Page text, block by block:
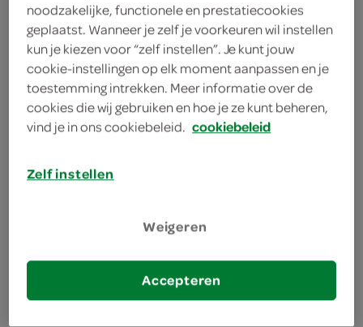
570 Milliliter
5.49 kies je SPAR
Nissin damae ramen spicy
1.45
de lekkerste recepten voor Oosterse
soep
noodzakelijke, functionele en prestatiecookies
geplaatst. Wanneer je zelf je voorkeuren wil instellen
kun je kiezen voor “zelf instellen”. Je kunt jouw
cookie-instellingen op elk moment aanpassen en je
toestemming intrekken. Meer informatie over de
cookies die wij gebruiken en hoe je ze kunt beheren,
vind je in ons cookiebeleid. cookiebeleid
Zelf instellen
Weigeren
Accepteren